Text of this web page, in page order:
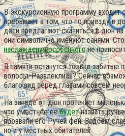
В экскурсионную программу входит
пребывает в том, что по приезду в
дети предлагают скатиться с дюн
они символично именуют санями.
наслаждения особенногоне
В памяти останутся только забитые
волосы. Развлеклись? Сейчас
благо вид перед глазами совсем
На западе от дюн протекает
что уместнее еебудетназвать
прозвали его Ручей фей. Водоем
но и у местных обитателей.